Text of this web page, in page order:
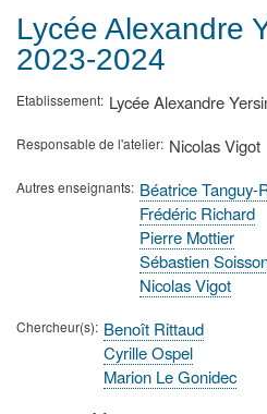
d'Ariane
Lycée Alexandre
2023-2024
Etablissement Lycée Alexandre
Responsable de l'atelier Nicolas Vigot
Autres enseignants Béatrice Tanguy-
Frédéric Richard
Pierre Mottier
Sébastien
Nicolas Vigot
Chercheur(s) Benoît Rittaud
Cyrille Ospel
Marion Le Gonidec